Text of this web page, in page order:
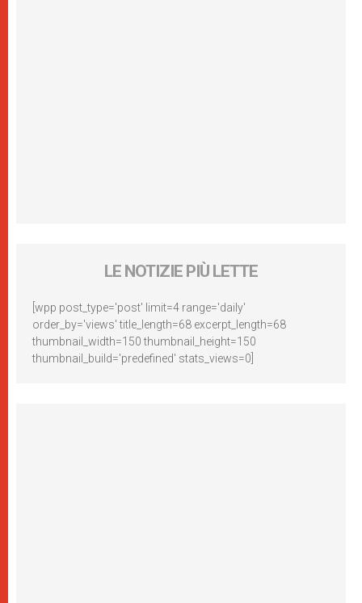
LE NOTIZIE PIÙ LETTE
[wpp post_type='post' limit=4 range='daily'
order_by='views' title_length=68 excerpt_length=68
thumbnail_width=150 thumbnail_height=150
thumbnail_build='predefined' stats_views=0]